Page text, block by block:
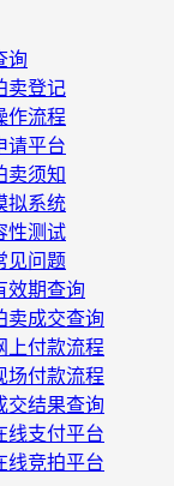
询
卖登记
作流程
请平台
卖须知
拟系统
性测试
见问题
效期查询
卖成交查询
上付款流程
场付款流程
交结果查询
线支付平台
线竞拍平台